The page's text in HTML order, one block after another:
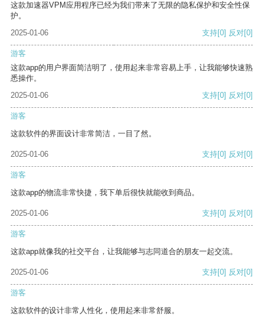
这款加速器VPM应用程序已经为我们带来了无限的隐私保护和安全性保
护。
2025-01-06
支持[0] 反对[0]
游客
这款app的用户界面简洁明了，使用起来非常容易上手，让我能够快速熟
悉操作。
2025-01-06
支持[0] 反对[0]
游客
这款软件的界面设计非常简洁，一目了然。
2025-01-06 支持[0] 反对[0]
游客
这款app的物流非常快捷，我下单后很快就能收到商品。
2025-01-06 支持[0] 反对[0]
游客
这款app就像我的社交平台，让我能够与志同道合的朋友一起交流。
2025-01-06 支持[0] 反对[0]
游客
这款软件的设计非常人性化，使用起来非常舒服。